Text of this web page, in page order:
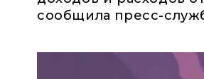
сообщила пресс-